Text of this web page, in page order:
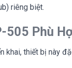
riêng biệt.
505 Phù
khai, thiết bị này